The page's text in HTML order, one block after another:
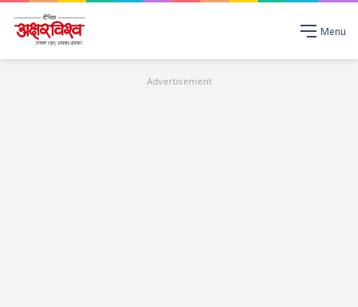
Menu
Advertisement